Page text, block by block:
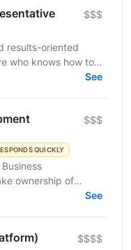
$$$
results-oriented
who knows how to
business...
See
QUICKLY
$$$
ownership of
a qualified leadSee
$$$$